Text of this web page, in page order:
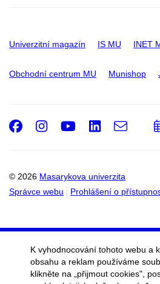
Univerzitní magazín IS MU INET
Obchodní centrum MU Munishop
© 2026 Masarykova univerzita
Správce webu
Prohlášení o
Facebook
Instagram
Youtube
e-
K vyhodnocování tohoto webu a
obsahu a reklam používáme
klikněte na „přijmout cookies",